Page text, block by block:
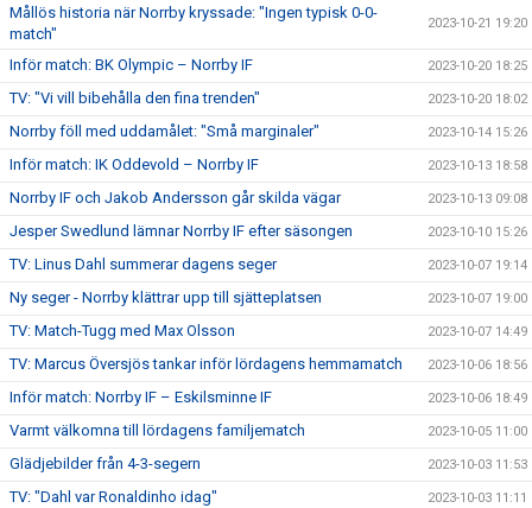
Mållös historia när Norrby kryssade: "Ingen typisk 0-0-
match"
2023-10-21 19:20
Inför match: BK Olympic – Norrby IF 2023-10-20 18:25
TV: "Vi vill bibehålla den fina trenden" 2023-10-20 18:02
Norrby föll med uddamålet: "Små marginaler" 2023-10-14 15:26
Inför match: IK Oddevold – Norrby IF 2023-10-13 18:58
Norrby IF och Jakob Andersson går skilda vägar 2023-10-13 09:08
Jesper Swedlund lämnar Norrby IF efter säsongen 2023-10-10 15:26
TV: Linus Dahl summerar dagens seger 2023-10-07 19:14
Ny seger - Norrby klättrar upp till sjätteplatsen 2023-10-07 19:00
TV: Match-Tugg med Max Olsson 2023-10-07 14:49
TV: Marcus Översjös tankar inför lördagens hemmamatch 2023-10-06 18:56
Inför match: Norrby IF – Eskilsminne IF 2023-10-06 18:49
Varmt välkomna till lördagens familjematch 2023-10-05 11:00
Glädjebilder från 4-3-segern 2023-10-03 11:53
TV: "Dahl var Ronaldinho idag" 2023-10-03 11:11